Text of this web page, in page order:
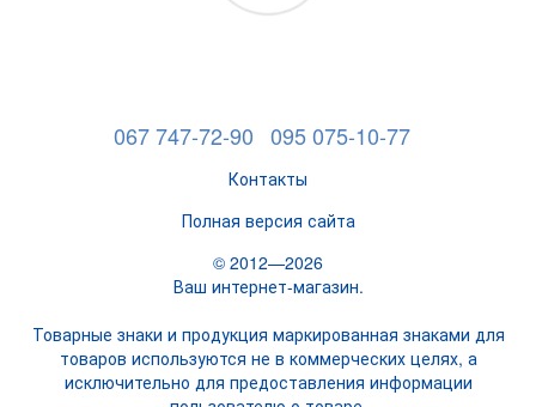
067 747-72-90 095 075-10-77
Контакты
Полная версия сайта
© 2012—2026
Ваш интернет-магазин.
Товарные знаки и продукция маркированная знаками для
товаров используются не в коммерческих целях, а
исключительно для предоставления информации